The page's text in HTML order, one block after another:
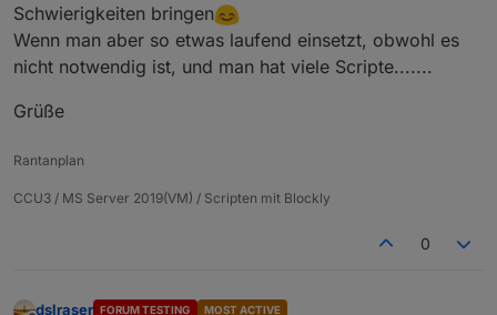
Schwierigkeiten bringen
Wenn man aber so etwas laufend einsetzt, obwohl es
nicht notwendig ist, und man hat viele Scripte.......
Grüße
Rantanplan
CCU3 / MS Server 2019(VM) / Scripten mit Blockly
0
dslraser FORUM TESTING MOST ACTIVE